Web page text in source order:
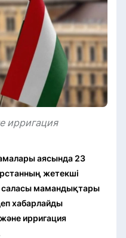
ирригация
аясында 23
жетекші
мамандықтары
хабарлайды
ирригация